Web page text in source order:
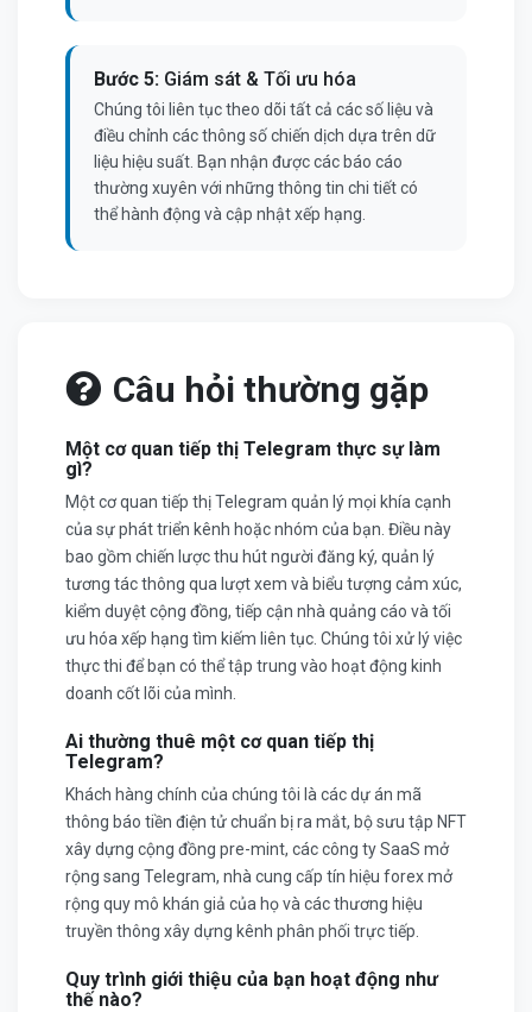
Bước 5: Giám sát & Tối ưu hóa
Chúng tôi liên tục theo dõi tất cả các số liệu và
điều chỉnh các thông số chiến dịch dựa trên dữ
liệu hiệu suất. Bạn nhận được các báo cáo
thường xuyên với những thông tin chi tiết có
thể hành động và cập nhật xếp hạng.
Câu hỏi thường gặp
Một cơ quan tiếp thị Telegram thực sự làm
gì?
Một cơ quan tiếp thị Telegram quản lý mọi khía cạnh
của sự phát triển kênh hoặc nhóm của bạn. Điều này
bao gồm chiến lược thu hút người đăng ký, quản lý
tương tác thông qua lượt xem và biểu tượng cảm xúc,
kiểm duyệt cộng đồng, tiếp cận nhà quảng cáo và tối
ưu hóa xếp hạng tìm kiếm liên tục. Chúng tôi xử lý việc
thực thi để bạn có thể tập trung vào hoạt động kinh
doanh cốt lõi của mình.
Ai thường thuê một cơ quan tiếp thị
Telegram?
Khách hàng chính của chúng tôi là các dự án mã
thông báo tiền điện tử chuẩn bị ra mắt, bộ sưu tập NFT
xây dựng cộng đồng pre-mint, các công ty SaaS mở
rộng sang Telegram, nhà cung cấp tín hiệu forex mở
rộng quy mô khán giả của họ và các thương hiệu
truyền thông xây dựng kênh phân phối trực tiếp.
Quy trình giới thiệu của bạn hoạt động như
thế nào?